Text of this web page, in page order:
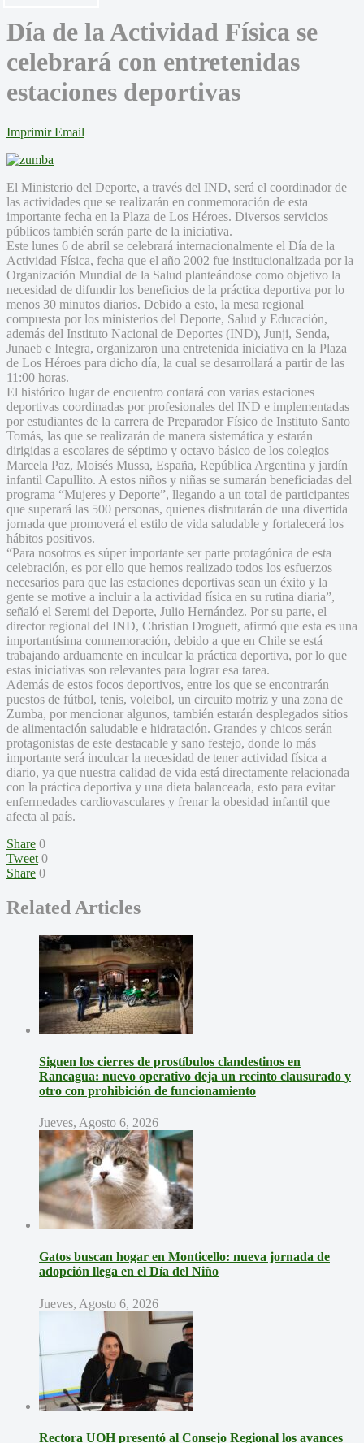
Día de la Actividad Física se
celebrará con entretenidas
estaciones deportivas
Imprimir Email
El Ministerio del Deporte, a través del IND, será el coordinador de
las actividades que se realizarán en conmemoración de esta
importante fecha en la Plaza de Los Héroes. Diversos servicios
públicos también serán parte de la iniciativa.
Este lunes 6 de abril se celebrará internacionalmente el Día de la
Actividad Física, fecha que el año 2002 fue institucionalizada por la
Organización Mundial de la Salud planteándose como objetivo la
necesidad de difundir los beneficios de la práctica deportiva por lo
menos 30 minutos diarios. Debido a esto, la mesa regional
compuesta por los ministerios del Deporte, Salud y Educación,
además del Instituto Nacional de Deportes (IND), Junji, Senda,
Junaeb e Integra, organizaron una entretenida iniciativa en la Plaza
de Los Héroes para dicho día, la cual se desarrollará a partir de las
11:00 horas.
El histórico lugar de encuentro contará con varias estaciones
deportivas coordinadas por profesionales del IND e implementadas
por estudiantes de la carrera de Preparador Físico de Instituto Santo
Tomás, las que se realizarán de manera sistemática y estarán
dirigidas a escolares de séptimo y octavo básico de los colegios
Marcela Paz, Moisés Mussa, España, República Argentina y jardín
infantil Capullito. A estos niños y niñas se sumarán beneficiadas del
programa “Mujeres y Deporte”, llegando a un total de participantes
que superará las 500 personas, quienes disfrutarán de una divertida
jornada que promoverá el estilo de vida saludable y fortalecerá los
hábitos positivos.
“Para nosotros es súper importante ser parte protagónica de esta
celebración, es por ello que hemos realizado todos los esfuerzos
necesarios para que las estaciones deportivas sean un éxito y la
gente se motive a incluir a la actividad física en su rutina diaria”,
señaló el Seremi del Deporte, Julio Hernández. Por su parte, el
director regional del IND, Christian Droguett, afirmó que esta es una
importantísima conmemoración, debido a que en Chile se está
trabajando arduamente en inculcar la práctica deportiva, por lo que
estas iniciativas son relevantes para lograr esa tarea.
Además de estos focos deportivos, entre los que se encontrarán
puestos de fútbol, tenis, voleibol, un circuito motriz y una zona de
Zumba, por mencionar algunos, también estarán desplegados sitios
de alimentación saludable e hidratación. Grandes y chicos serán
protagonistas de este destacable y sano festejo, donde lo más
importante será inculcar la necesidad de tener actividad física a
diario, ya que nuestra calidad de vida está directamente relacionada
con la práctica deportiva y una dieta balanceada, esto para evitar
enfermedades cardiovasculares y frenar la obesidad infantil que
afecta al país.
Share 0
Tweet 0
Share 0
Related Articles
Siguen los cierres de prostíbulos clandestinos en
Rancagua: nuevo operativo deja un recinto clausurado y
otro con prohibición de funcionamiento
Jueves, Agosto 6, 2026
Gatos buscan hogar en Monticello: nueva jornada de
adopción llega en el Día del Niño
Jueves, Agosto 6, 2026
Rectora UOH presentó al Consejo Regional los avances